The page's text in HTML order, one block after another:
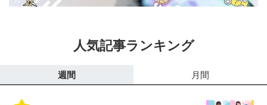
人気記事ランキング
週間 月間